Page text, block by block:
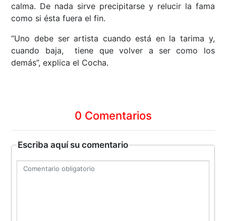
calma. De nada sirve precipitarse y relucir la fama
como si ésta fuera el fin.
“Uno debe ser artista cuando está en la tarima y,
cuando baja, tiene que volver a ser como los
demás”, explica el Cocha.
0 Comentarios
Escriba aquí su comentario